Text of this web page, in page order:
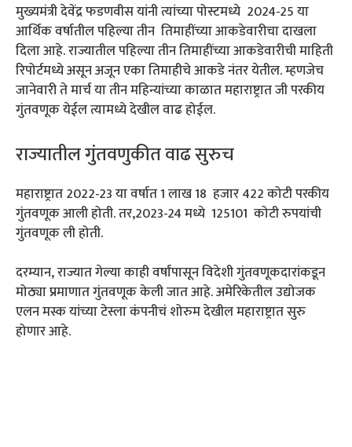
मुख्यमंत्री देवेंद्र फडणवीस यांनी त्यांच्या पोस्टमध्ये 2024-25 या
आर्थिक वर्षातील पहिल्या तीन तिमाहींच्या आकडेवारीचा दाखला
दिला आहे. राज्यातील पहिल्या तीन तिमाहींच्या आकडेवारीची माहिती
रिपोर्टमध्ये असून अजून एका तिमाहीचे आकडे नंतर येतील. म्हणजेच
जानेवारी ते मार्च या तीन महिन्यांच्या काळात महाराष्ट्रात जी परकीय
गुंतवणूक येईल त्यामध्ये देखील वाढ होईल.
राज्यातील गुंतवणुकीत वाढ सुरुच
महाराष्ट्रात 2022-23 या वर्षात 1 लाख 18 हजार 422 कोटी परकीय
गुंतवणूक आली होती. तर,2023-24 मध्ये 125101 कोटी रुपयांची
गुंतवणूक ली होती.
दरम्यान, राज्यात गेल्या काही वर्षांपासून विदेशी गुंतवणूकदारांकडून
मोठ्या प्रमाणात गुंतवणूक केली जात आहे. अमेरिकेतील उद्योजक
एलन मस्क यांच्या टेस्ला कंपनीचं शोरुम देखील महाराष्ट्रात सुरु
होणार आहे.